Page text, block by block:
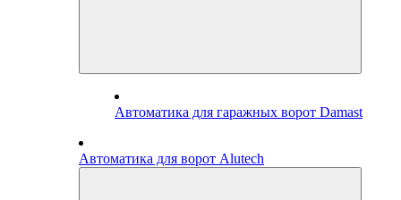
Автоматика для гаражных ворот Damast
Автоматика для ворот Alutech